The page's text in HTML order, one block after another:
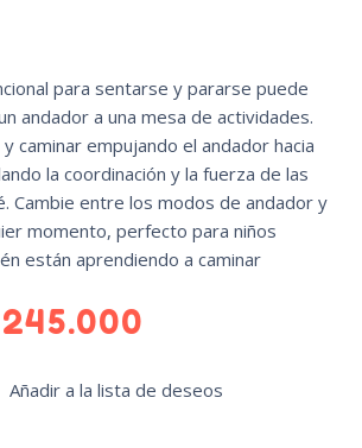
para sentarse y pararse puede
andador a una mesa de actividades.
caminar empujando el andador hacia
la coordinación y la fuerza de las
Cambie entre los modos de andador y
momento, perfecto para niños
están aprendiendo a caminar
245.000
Añadir a la lista de deseos